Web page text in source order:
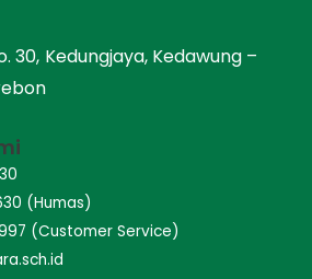
30, Kedungjaya, Kedawung –
(Humas)
(Customer Service)